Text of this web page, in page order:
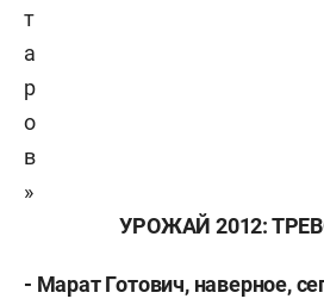
т
а
р
о
в
»
УРОЖАЙ 2012:
- Марат Готович, наверное,